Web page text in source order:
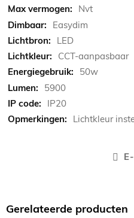
Nvt
Easydim
LED
CCT-aanpasbaar
50w
5900
IP20
Lichtkleur
Gerelateerde producten